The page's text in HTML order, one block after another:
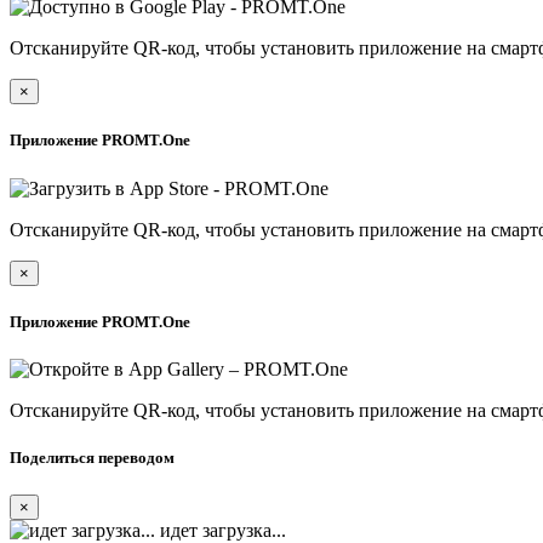
Отсканируйте QR-код, чтобы установить приложение на
×
Приложение PROMT.One
Отсканируйте QR-код, чтобы установить приложение на
×
Приложение PROMT.One
Отсканируйте QR-код, чтобы установить приложение на
Поделиться переводом
×
идет загрузка...